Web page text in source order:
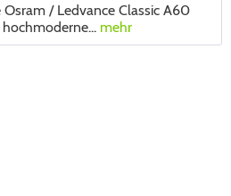
/ Ledvance Classic A60
mehr